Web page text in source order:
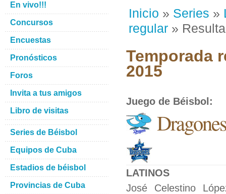
Inicio » Series »
regular »
Temporada
2015
Juego de Béisbol :
LATINOS
José Celestino
En vivo!!!
Concursos
Encuestas
Pronósticos
Foros
Invita a tus amigos
Libro de visitas
Series de Béisbol
Equipos de Cuba
Estadios de béisbol
Provincias de Cuba